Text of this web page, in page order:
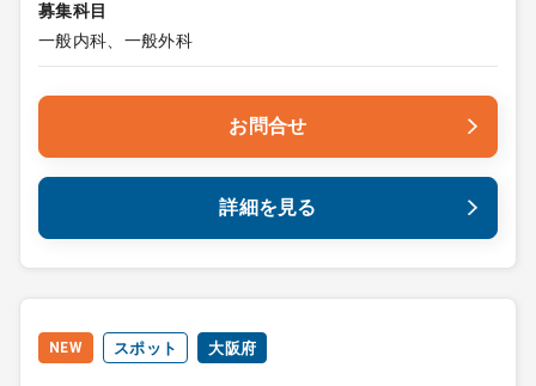
募集科目
一般内科、一般外科
お問合せ
詳細を見る
NEW スポット 大阪府